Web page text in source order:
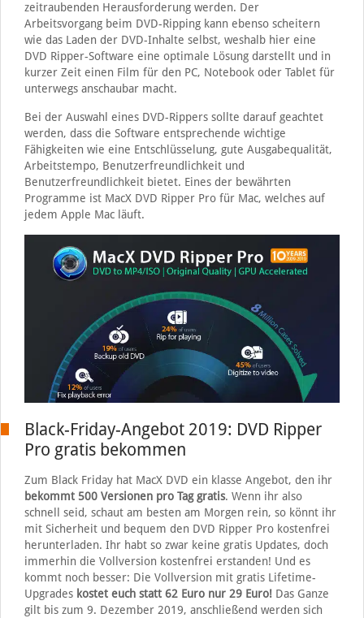
zeitraubenden Herausforderung werden. Der
Arbeitsvorgang beim DVD-Ripping kann ebenso scheitern
wie das Laden der DVD-Inhalte selbst, weshalb hier eine
DVD Ripper-Software eine optimale Lösung darstellt und in
kurzer Zeit einen Film für den PC, Notebook oder Tablet für
unterwegs anschaubar macht.
Bei der Auswahl eines DVD-Rippers sollte darauf geachtet
werden, dass die Software entsprechende wichtige
Fähigkeiten wie eine Entschlüsselung, gute Ausgabequalität,
Arbeitstempo, Benutzerfreundlichkeit und
Benutzerfreundlichkeit bietet. Eines der bewährten
Programme ist MacX DVD Ripper Pro für Mac, welches auf
jedem Apple Mac läuft.
Black-Friday-Angebot 2019: DVD Ripper
Pro gratis bekommen
Zum Black Friday hat MacX DVD ein klasse Angebot, den ihr
bekommt 500 Versionen pro Tag gratis. Wenn ihr also
schnell seid, schaut am besten am Morgen rein, so könnt ihr
mit Sicherheit und bequem den DVD Ripper Pro kostenfrei
herunterladen. Ihr habt so zwar keine gratis Updates, doch
immerhin die Vollversion kostenfrei erstanden! Und es
kommt noch besser: Die Vollversion mit gratis Lifetime-
Upgrades kostet euch statt 62 Euro nur 29 Euro! Das Ganze
gilt bis zum 9. Dezember 2019, anschließend werden sich